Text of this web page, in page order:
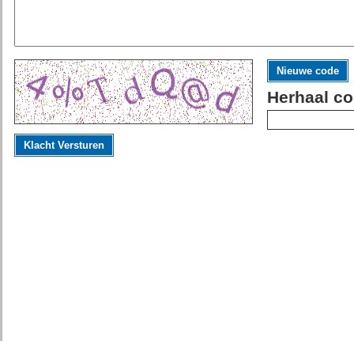
Nieuwe code
Herhaal
Klacht Versturen